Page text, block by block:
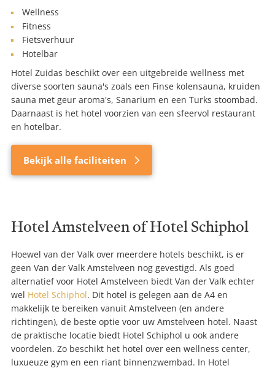
Wellness
Fitness
Fietsverhuur
Hotelbar
Hotel Zuidas beschikt over een uitgebreide wellness met
diverse soorten sauna's zoals een Finse kolensauna, kruiden
sauna met geur aroma's, Sanarium en een Turks stoombad.
Daarnaast is het hotel voorzien van een sfeervol restaurant
en hotelbar.
Bekijk alle faciliteiten
Hotel Amstelveen of Hotel Schiphol
Hoewel van der Valk over meerdere hotels beschikt, is er
geen Van der Valk Amstelveen nog gevestigd. Als goed
alternatief voor Hotel Amstelveen biedt Van der Valk echter
wel Hotel Schiphol. Dit hotel is gelegen aan de A4 en
makkelijk te bereiken vanuit Amstelveen (en andere
richtingen), de beste optie voor uw Amstelveen hotel. Naast
de praktische locatie biedt Hotel Schiphol u ook andere
voordelen. Zo beschikt het hotel over een wellness center,
luxueuze gym en een riant binnenzwembad. In Hotel